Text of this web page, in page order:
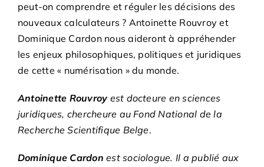
peut-on comprendre et réguler les décisions des
nouveaux calculateurs ? Antoinette Rouvroy et
Dominique Cardon nous aideront à appréhender
les enjeux philosophiques, politiques et juridiques
de cette « numérisation » du monde.
Antoinette Rouvroy est docteure en sciences
juridiques, chercheure au Fond National de la
Recherche Scientifique Belge.
Dominique Cardon est sociologue. Il a publié aux